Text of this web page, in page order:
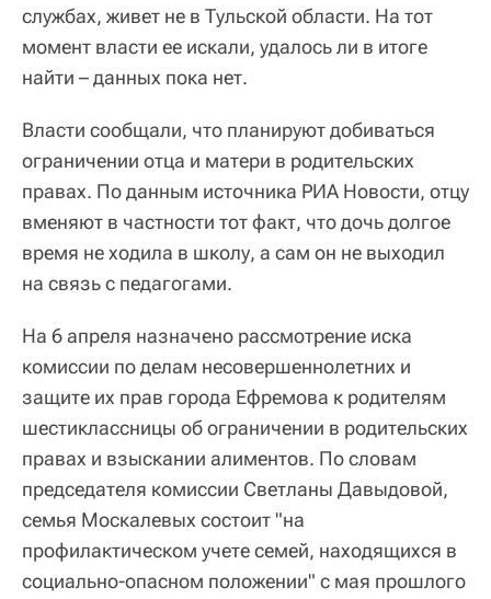
службах, живет не в Тульской области. На тот
момент власти ее искали, удалось ли в итоге
найти – данных пока нет.
Власти сообщали, что планируют добиваться
ограничении отца и матери в родительских
правах. По данным источника РИА Новости, отцу
вменяют в частности тот факт, что дочь долгое
время не ходила в школу, а сам он не выходил
на связь с педагогами.
На 6 апреля назначено рассмотрение иска
комиссии по делам несовершеннолетних и
защите их прав города Ефремова к родителям
шестиклассницы об ограничении в родительских
правах и взыскании алиментов. По словам
председателя комиссии Светланы Давыдовой,
семья Москалевых состоит "на
профилактическом учете семей, находящихся в
социально-опасном положении" с мая прошлого